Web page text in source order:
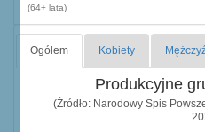
(64+ lata)
Ogółem Kobiety
Produkcyjne
(Źródło: Narodowy Spis